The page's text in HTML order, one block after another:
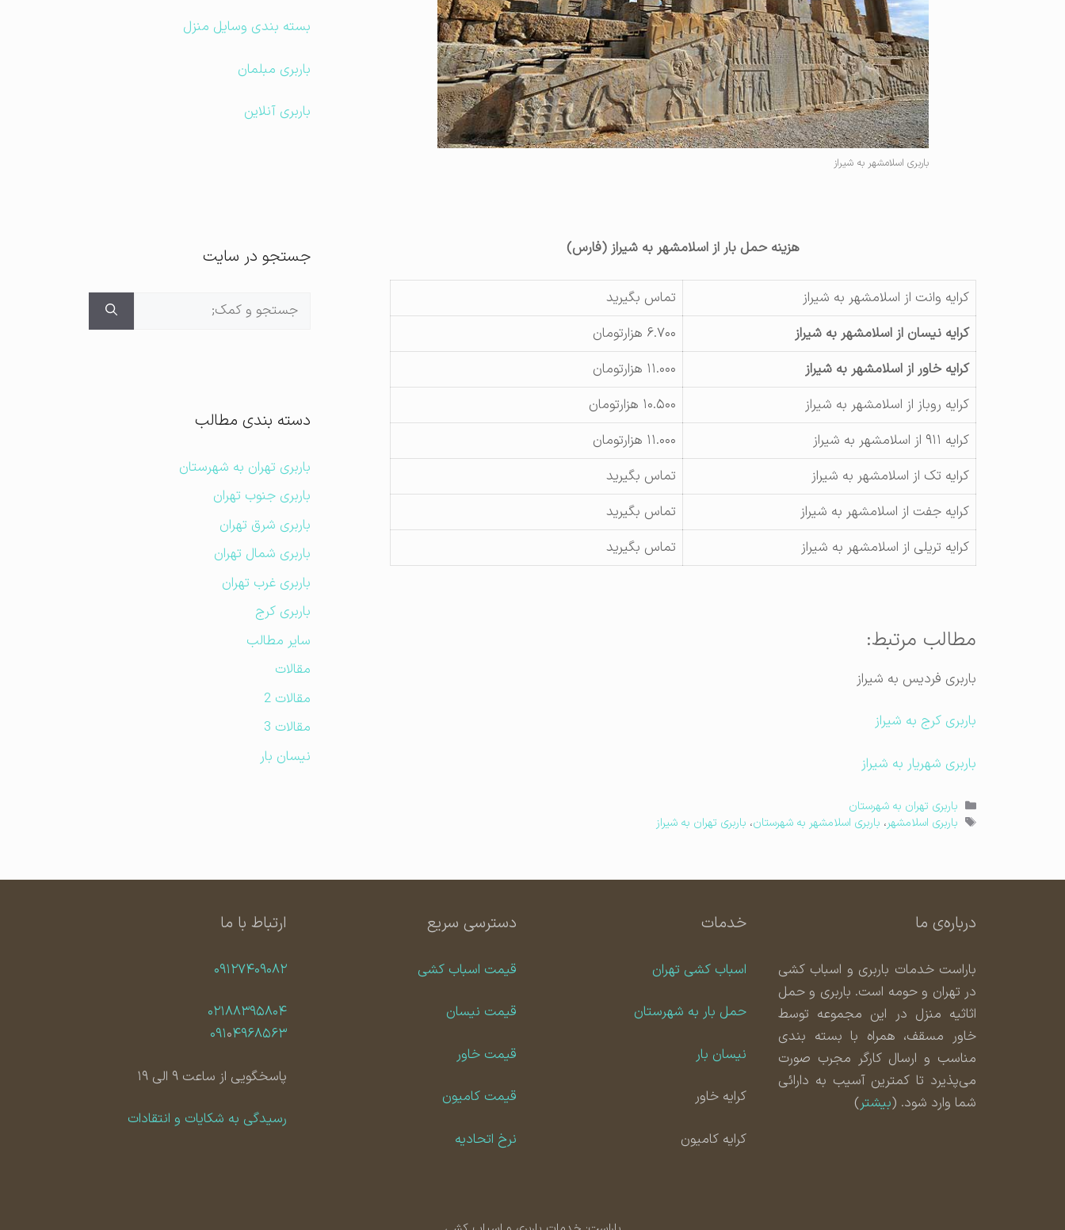
باربری اسلامشهر به شیراز
هزینه حمل بار از اسلامشهر به شیراز (فارس)
کرایه وانت از اسلامشهر به شیراز
تماس بگیرید
کرایه نیسان از اسلامشهر به شیراز
۶.۷۰۰ هزارتومان
کرایه خاور از اسلامشهر به شیراز
۱۱.۰۰۰ هزارتومان
کرایه روباز از اسلامشهر به شیراز
۱۰.۵۰۰ هزارتومان
کرایه ۹۱۱ از اسلامشهر به شیراز
۱۱.۰۰۰ هزارتومان
کرایه تک از اسلامشهر به شیراز
تماس بگیرید
کرایه جفت از اسلامشهر به شیراز
تماس بگیرید
کرایه تریلی از اسلامشهر به شیراز
تماس بگیرید
مطالب مرتبط:
باربری فردیس به شیراز
باربری کرج به شیراز
باربری شهریار به شیراز
دسته‌ها
باربری تهران به شهرستان
برچسب‌ها
باربری اسلامشهر، باربری اسلامشهر به شهرستان، باربری تهران به شیراز
بسته بندی وسایل منزل
باربری مبلمان
باربری آنلاین
جستجو در سایت
جستجوی
دسته بندی مطالب
باربری تهران به شهرستان
باربری جنوب تهران
باربری شرق تهران
باربری شمال تهران
باربری غرب تهران
باربری کرج
سایر مطالب
مقالات
مقالات 2
مقالات 3
نیسان بار
درباره‌ی ما
باراست خدمات باربری و اسباب کشی
در تهران و حومه است. باربری و حمل
اثاثیه منزل در این مجموعه توسط
خاور مسقف، همراه با بسته بندی
مناسب و ارسال کارگر مجرب صورت
می‌پذیرد تا کمترین آسیب به دارائی
شما وارد شود. (بیشتر)
خدمات
اسباب کشی تهران
حمل بار به شهرستان
نیسان بار
کرایه خاور
کرایه کامیون
دسترسی سریع
قیمت اسباب کشی
قیمت نیسان
قیمت خاور
قیمت کامیون
نرخ اتحادیه
ارتباط با ما
۰۹۱۲۷۴۰۹۰۸۲
۰۲۱۸۸۳۹۵۸۰۴
۰۹۱۰۴۹۶۸۵۶۳
پاسخگویی از ساعت ۹ الی ۱۹
رسیدگی به شکایات و انتقادات